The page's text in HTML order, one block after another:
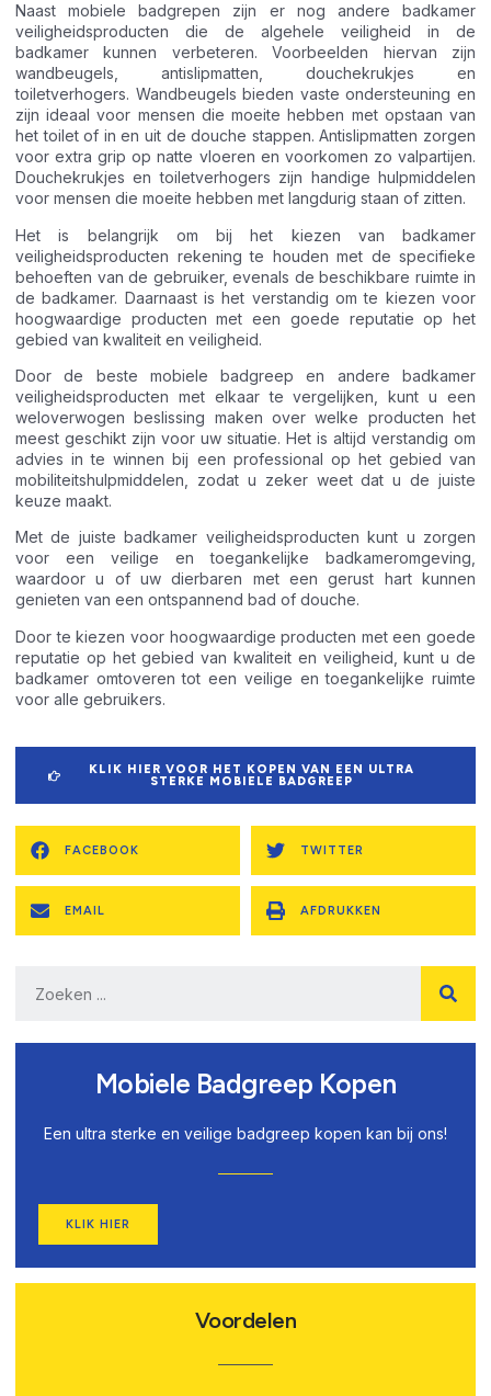
Naast mobiele badgrepen zijn er nog andere badkamer
veiligheidsproducten die de algehele veiligheid in de
badkamer kunnen verbeteren. Voorbeelden hiervan zijn
wandbeugels, antislipmatten, douchekrukjes en
toiletverhogers. Wandbeugels bieden vaste ondersteuning en
zijn ideaal voor mensen die moeite hebben met opstaan van
het toilet of in en uit de douche stappen. Antislipmatten zorgen
voor extra grip op natte vloeren en voorkomen zo valpartijen.
Douchekrukjes en toiletverhogers zijn handige hulpmiddelen
voor mensen die moeite hebben met langdurig staan of zitten.
Het is belangrijk om bij het kiezen van badkamer
veiligheidsproducten rekening te houden met de specifieke
behoeften van de gebruiker, evenals de beschikbare ruimte in
de badkamer. Daarnaast is het verstandig om te kiezen voor
hoogwaardige producten met een goede reputatie op het
gebied van kwaliteit en veiligheid.
Door de beste mobiele badgreep en andere badkamer
veiligheidsproducten met elkaar te vergelijken, kunt u een
weloverwogen beslissing maken over welke producten het
meest geschikt zijn voor uw situatie. Het is altijd verstandig om
advies in te winnen bij een professional op het gebied van
mobiliteitshulpmiddelen, zodat u zeker weet dat u de juiste
keuze maakt.
Met de juiste badkamer veiligheidsproducten kunt u zorgen
voor een veilige en toegankelijke badkameromgeving,
waardoor u of uw dierbaren met een gerust hart kunnen
genieten van een ontspannend bad of douche.
Door te kiezen voor hoogwaardige producten met een goede
reputatie op het gebied van kwaliteit en veiligheid, kunt u de
badkamer omtoveren tot een veilige en toegankelijke ruimte
voor alle gebruikers.
KLIK HIER VOOR HET KOPEN VAN EEN ULTRA
STERKE MOBIELE BADGREEP
FACEBOOK TWITTER
EMAIL AFDRUKKEN
Mobiele Badgreep Kopen
Een ultra sterke en veilige badgreep kopen kan bij ons!
KLIK HIER
Voordelen